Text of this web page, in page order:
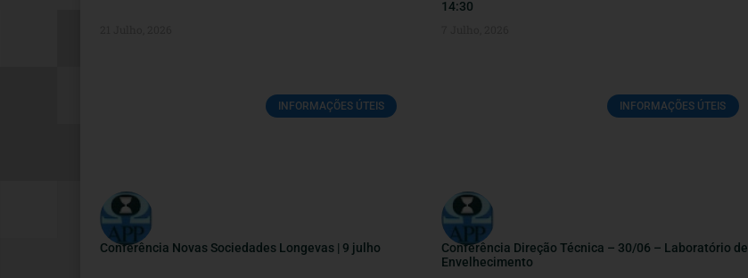
14:30
INFORMAÇÕES ÚTEIS
Conferência Novas Sociedades Longevas | 9 julho
INFORMAÇÕES ÚTEIS
Conferência Direção Técnica – 30/06 – Laboratório de
Envelhecimento